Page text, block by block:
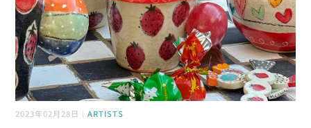
2023年02月28日｜ARTISTS